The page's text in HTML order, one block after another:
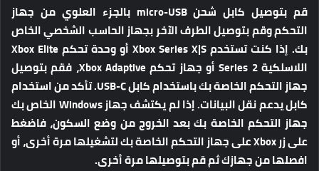
قم بتوصيل كابل شحن micro-USB بالجزء العلوي من جهاز
التحكم وقم بتوصيل الطرف الآخر بجهاز الحاسب الشخصي الخاص
بك. إذا كنت تستخدم Xbox Series X|S أو وحدة تحكم Xbox Elite
اللاسلكية Series 2 أو جهاز تحكم Xbox Adaptive، فقم بتوصيل
جهاز التحكم الخاصة بك باستخدام كابل USB-C. تأكد من استخدام
كابل يدعم نقل البيانات. إذا لم يكتشف جهاز Windows الخاص بك
جهاز التحكم الخاصة بك بعد الخروج من وضع السكون، فاضغط
على زر Xbox على جهاز التحكم الخاصة بك لتشغيلها مرة أخرى، أو
افصلها من جهازك ثم قم بتوصيلها مرة أخرى.